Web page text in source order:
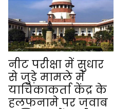
नीट परीक्षा में सुधार
से जुड़े मामले में
याचिकाकर्ता केंद्र के
हलफनामे पर जवाब